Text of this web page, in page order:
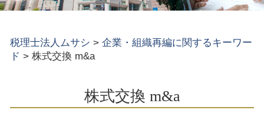
税理士法人ムサシ > 企業・組織再編に関するキーワー
ド > 株式交換 m&a
株式交換 m&a